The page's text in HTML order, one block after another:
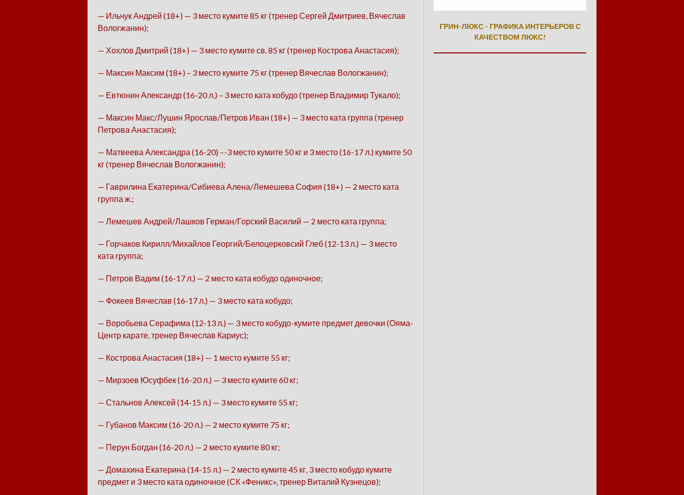
— Ильчук Андрей (18+) — 3 место кумите 85 кг (тренер Сергей Дмитриев, Вячеслав
Вологжанин);
— Хохлов Дмитрий (18+) — 3 место кумите св. 85 кг (тренер Кострова Анастасия);
— Максин Максим (18+) – 3 место кумите 75 кг (тренер Вячеслав Вологжанин);
— Евтюнин Александр (16-20 л.) – 3 место ката кобудо (тренер Владимир Тукало);
— Максин Макс/Лушин Ярослав/Петров Иван (18+) — 3 место ката группа (тренер
Петрова Анастасия);
— Матвеева Александра (16-20) –-3 место кумите 50 кг и 3 место (16-17 л.) кумите 50
кг (тренер Вячеслав Вологжанин);
— Гаврилина Екатерина/Сибиева Алена/Лемешева София (18+) — 2 место ката
группа ж.;
— Лемешев Андрей/Лашков Герман/Горский Василий — 2 место ката группа;
— Горчаков Кирилл/Михайлов Георгий/Белоцерковсий Глеб (12-13 л.) — 3 место
ката группа;
— Петров Вадим (16-17 л.) — 2 место ката кобудо одиночное;
— Фокеев Вячеслав (16-17 л.) — 3 место ката кобудо;
— Воробьева Серафима (12-13 л.) — 3 место кобудо-кумите предмет девочки (Ояма-
Центр карате, тренер Вячеслав Кариус);
— Кострова Анастасия (18+) — 1 место кумите 55 кг;
— Мирзоев Юсуфбек (16-20 л.) — 3 место кумите 60 кг;
— Стальнов Алексей (14-15 л.) — 3 место кумите 55 кг;
— Губанов Максим (16-20 л.) — 2 место кумите 75 кг;
— Перун Богдан (16-20 л.) — 2 место кумите 80 кг;
— Домахина Екатерина (14-15 л.) — 2 место кумите 45 кг, 3 место кобудо кумите
предмет и 3 место ката одиночное (СК «Феникс», тренер Виталий Кузнецов);
ГРИН-ЛЮКС - ГРАФИКА ИНТЕРЬЕРОВ С
КАЧЕСТВОМ ЛЮКС!